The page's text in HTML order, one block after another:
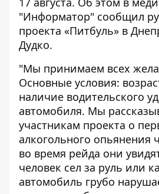
"Информатор" сообщил
проекта «Питбуль» в
Дудко.
"Мы принимаем всех
Основные условия:
наличие водительского
автомобиля. Мы
участникам проекта о
алкогольного опьянения
во время рейда они
человек сел за руль или
автомобиль грубо